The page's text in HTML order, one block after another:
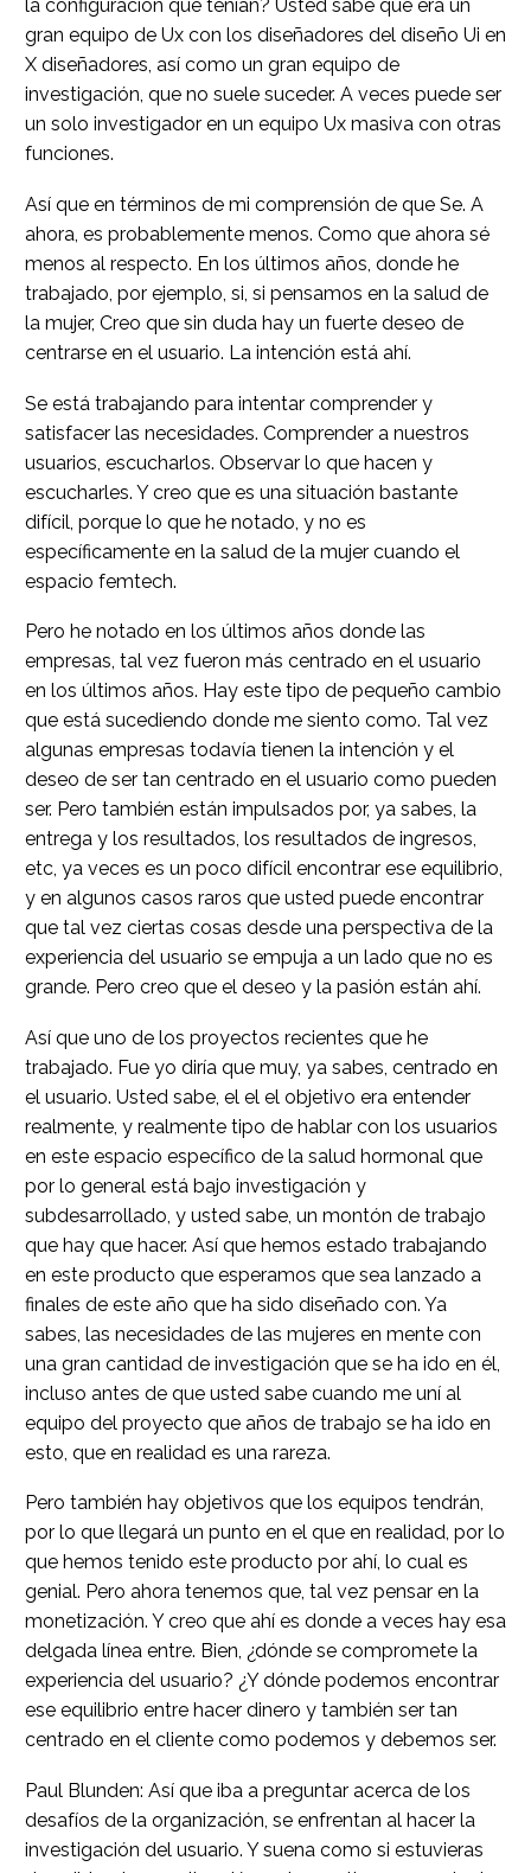
la configuración que tenían? Usted sabe que era un
gran equipo de Ux con los diseñadores del diseño Ui en
X diseñadores, así como un gran equipo de
investigación, que no suele suceder. A veces puede ser
un solo investigador en un equipo Ux masiva con otras
funciones.
Así que en términos de mi comprensión de que Se. A
ahora, es probablemente menos. Como que ahora sé
menos al respecto. En los últimos años, donde he
trabajado, por ejemplo, si, si pensamos en la salud de
la mujer, Creo que sin duda hay un fuerte deseo de
centrarse en el usuario. La intención está ahí.
Se está trabajando para intentar comprender y
satisfacer las necesidades. Comprender a nuestros
usuarios, escucharlos. Observar lo que hacen y
escucharles. Y creo que es una situación bastante
difícil, porque lo que he notado, y no es
específicamente en la salud de la mujer cuando el
espacio femtech.
Pero he notado en los últimos años donde las
empresas, tal vez fueron más centrado en el usuario
en los últimos años. Hay este tipo de pequeño cambio
que está sucediendo donde me siento como. Tal vez
algunas empresas todavía tienen la intención y el
deseo de ser tan centrado en el usuario como pueden
ser. Pero también están impulsados por, ya sabes, la
entrega y los resultados, los resultados de ingresos,
etc, ya veces es un poco difícil encontrar ese equilibrio,
y en algunos casos raros que usted puede encontrar
que tal vez ciertas cosas desde una perspectiva de la
experiencia del usuario se empuja a un lado que no es
grande. Pero creo que el deseo y la pasión están ahí.
Así que uno de los proyectos recientes que he
trabajado. Fue yo diría que muy, ya sabes, centrado en
el usuario. Usted sabe, el el el objetivo era entender
realmente, y realmente tipo de hablar con los usuarios
en este espacio específico de la salud hormonal que
por lo general está bajo investigación y
subdesarrollado, y usted sabe, un montón de trabajo
que hay que hacer. Así que hemos estado trabajando
en este producto que esperamos que sea lanzado a
finales de este año que ha sido diseñado con. Ya
sabes, las necesidades de las mujeres en mente con
una gran cantidad de investigación que se ha ido en él,
incluso antes de que usted sabe cuando me uní al
equipo del proyecto que años de trabajo se ha ido en
esto, que en realidad es una rareza.
Pero también hay objetivos que los equipos tendrán,
por lo que llegará un punto en el que en realidad, por lo
que hemos tenido este producto por ahí, lo cual es
genial. Pero ahora tenemos que, tal vez pensar en la
monetización. Y creo que ahí es donde a veces hay esa
delgada línea entre. Bien, ¿dónde se compromete la
experiencia del usuario? ¿Y dónde podemos encontrar
ese equilibrio entre hacer dinero y también ser tan
centrado en el cliente como podemos y debemos ser.
Paul Blunden: Así que iba a preguntar acerca de los
desafíos de la organización, se enfrentan al hacer la
investigación del usuario. Y suena como si estuvieras